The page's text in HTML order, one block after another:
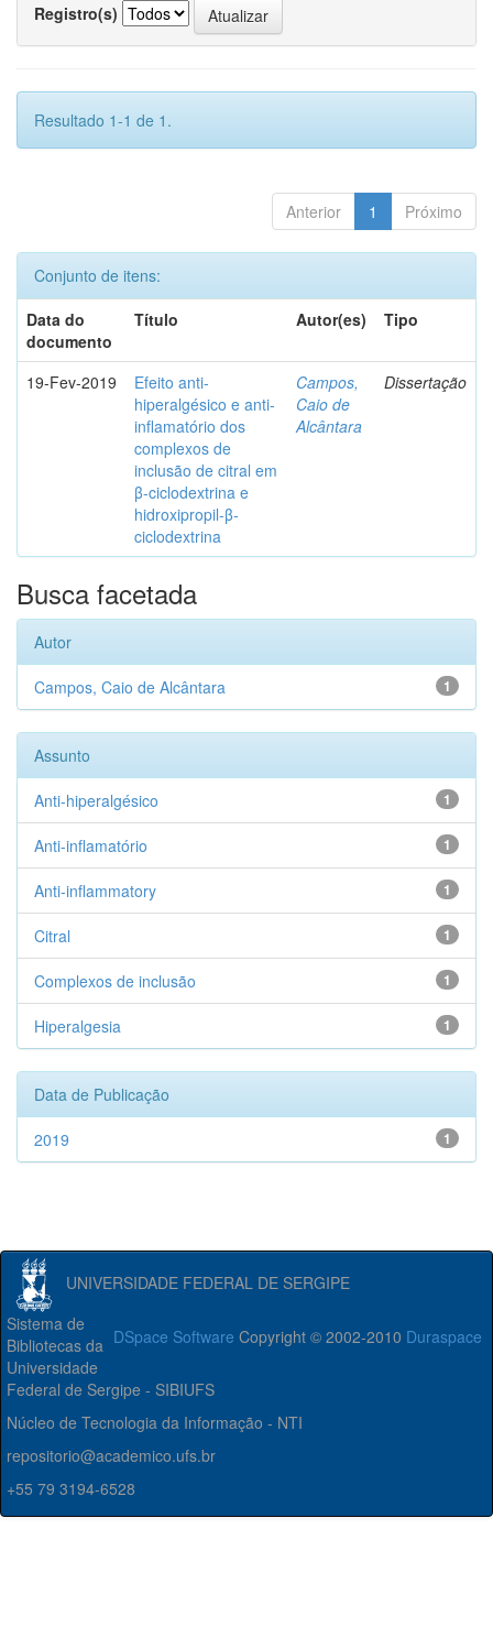
Registro(s)
Resultado 1-1 de 1.
Anterior 1 Próximo
Conjunto de itens:
Data do
documento
Título Autor(es) Tipo
19-Fev-2019
Efeito anti-
hiperalgésico e anti-
inflamatório dos
complexos de
inclusão de citral em
β-ciclodextrina e
hidroxipropil-β-
ciclodextrina
Campos,
Caio de
Alcântara
Dissertação
Busca facetada
Autor
1
Campos, Caio de Alcântara
Assunto
1
Anti-hiperalgésico
1
Anti-inflamatório
1
Anti-inflammatory
1
Citral
1
Complexos de inclusão
1
Hiperalgesia
Data de Publicação
1
2019
UNIVERSIDADE FEDERAL DE SERGIPE
DSpace Software Copyright © 2002-2010 Duraspace
Sistema de
Bibliotecas da
Universidade
Federal de Sergipe - SIBIUFS
Núcleo de Tecnologia da Informação - NTI
repositorio@academico.ufs.br
+55 79 3194-6528